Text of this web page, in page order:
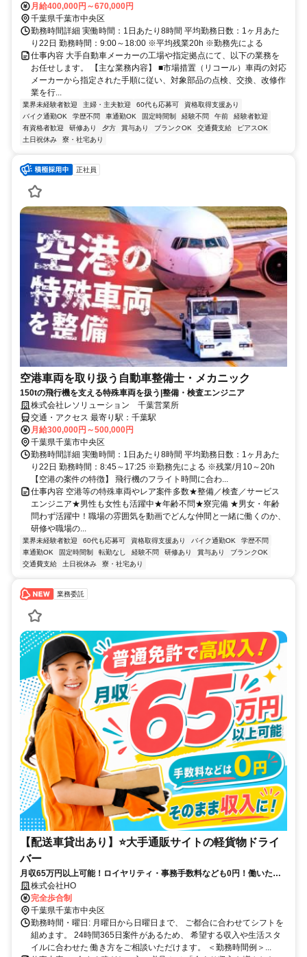
月給400,000円～670,000円
千葉県千葉市中央区
勤務時間詳細 実働時間：1日あたり8時間 平均勤務日数：1ヶ月あた
り22日 勤務時間：9:00～18:00 ※平均残業20h ※勤務先による
仕事内容 大手自動車メーカーの工場や指定拠点にて、以下の業務を
お任せします。 【主な業務内容】 ■市場措置（リコール）車両の対応
メーカーから指定された手順に従い、対象部品の点検、交換、改修作
業を行...
業界未経験者歓迎 主婦・主夫歓迎 60代も応募可
資格取得支援あり
バイク通勤OK
学歴不問 車通勤OK 固定時間制 経験不問 午前
経験者歓迎
有資格者歓迎
研修あり 夕方 賞与あり ブランクOK 交通費支給
ピアスOK
土日祝休み
寮・社宅あり
正社員
空港車両を取り扱う自動車整備士・メカニック
150tの飛行機を支える特殊車両を扱う|整備・検査エンジニア
株式会社レソリューション 千葉営業所
交通・アクセス 最寄り駅：千葉駅
月給300,000円～500,000円
千葉県千葉市中央区
勤務時間詳細 実働時間：1日あたり8時間 平均勤務日数：1ヶ月あた
り22日 勤務時間：8:45～17:25 ※勤務先による ※残業/月10～20h
【空港の案件の特徴】 飛行機のフライト時間に合わ...
仕事内容 空港等の特殊車両やレア案件多数★整備／検査／サービス
エンジニア★男性も女性も活躍中★年齢不問★寮完備 ★男女・年齢
問わず活躍中！職場の雰囲気を動画でどんな仲間と一緒に働くのか、
研修や職場の...
業界未経験者歓迎 60代も応募可 資格取得支援あり バイク通勤OK
学歴不問
車通勤OK
固定時間制 転勤なし 経験不問 研修あり 賞与あり
ブランクOK
交通費支給
土日祝休み 寮・社宅あり
業務委託
【配送車貸出あり】⭐大手通販サイトの軽貨物ドライ
バー
月収65万円以上可能！ロイヤリティ・事務手数料なども0円！働いた分
がそのまま収入に♪即稼働OK！
株式会社HO
完全歩合制
千葉県千葉市中央区
勤務時間・曜日: 月曜日から日曜日まで、 ご都合に合わせてシフトを
組めます。 24時間365日案件があるため、 希望する収入や生活スタ
イルに合わせた 働き方をご相談いただけます。 ＜勤務時間例＞...